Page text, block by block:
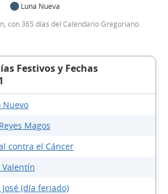
Luna Nueva
con 365 días del Calendario Gregoriano.
Festivos y Fechas
Nuevo
Magos
contra el Cáncer
Valentín
(día feriado)